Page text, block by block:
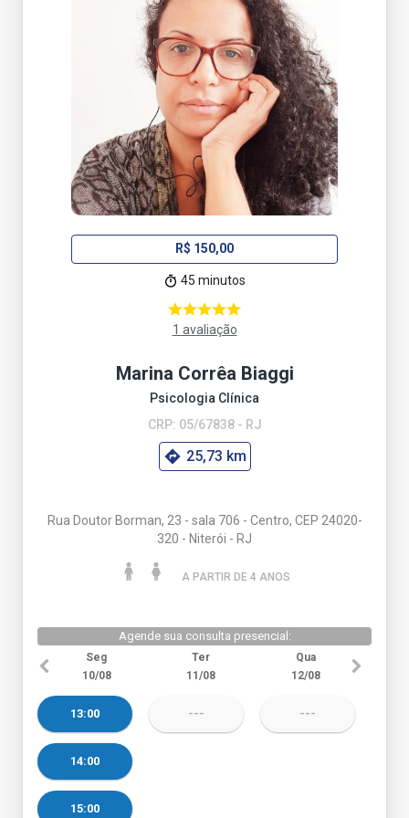
R$ 150,00
45 minutos
1 avaliação
Marina Corrêa Biaggi
Psicologia Clínica
CRP: 05/67838 - RJ
25,73 km
Rua Doutor Borman, 23 - sala 706 - Centro, CEP 24020-
320 - Niterói - RJ
A PARTIR DE 4 ANOS
Agende sua consulta presencial:
Seg
10/08
Ter
11/08
Qua
12/08
13:00
14:00
15:00
--- ---